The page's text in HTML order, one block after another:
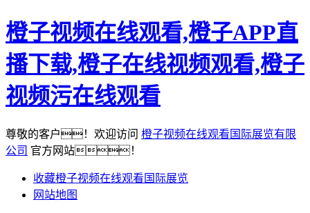
橙子视频在线观看,橙子APP直
播下载,橙子在线视频观看,橙子
视频污在线观看
尊敬的客户！欢迎访问 橙子视频在线观看国际展览有限
公司 官方网站！
收藏橙子视频在线观看国际展览
网站地图